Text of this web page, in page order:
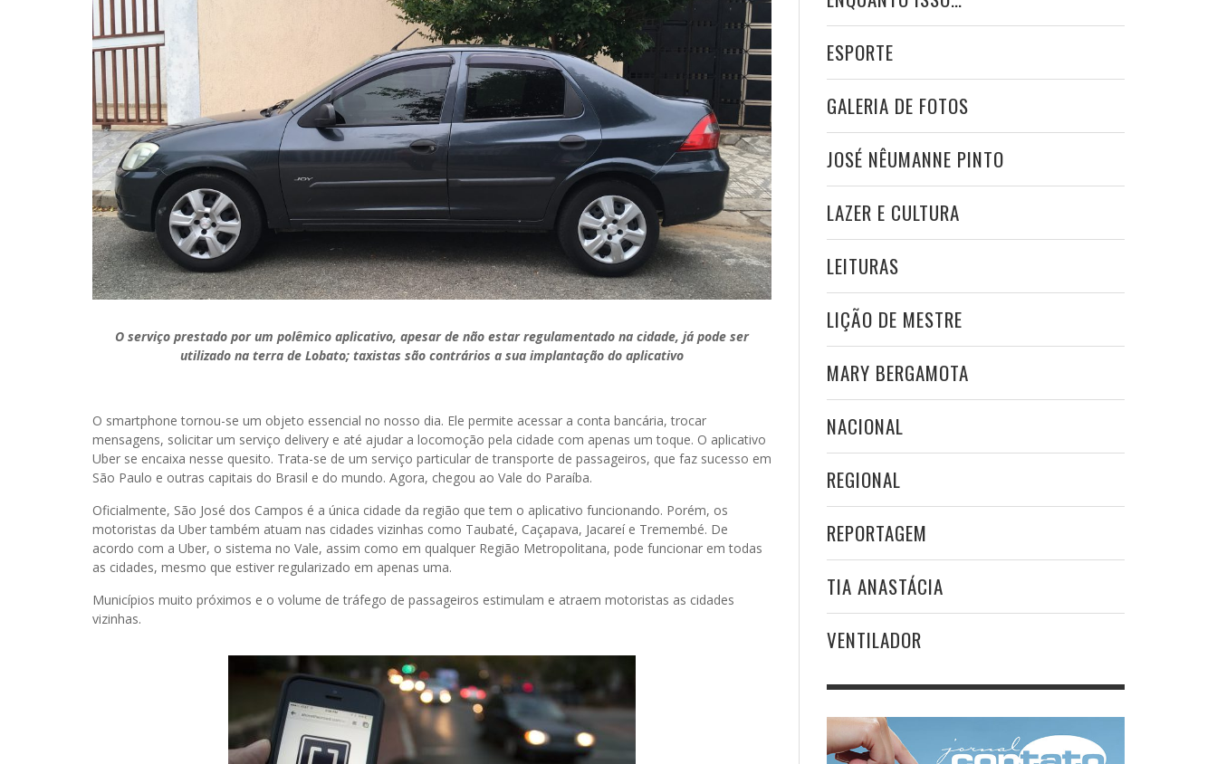
O serviço prestado por um polêmico aplicativo, apesar de não estar regulamentado na cidade, já pode ser
utilizado na terra de Lobato; taxistas são contrários a sua implantação do aplicativo
O smartphone tornou-se um objeto essencial no nosso dia. Ele permite acessar a conta bancária, trocar
mensagens, solicitar um serviço delivery e até ajudar a locomoção pela cidade com apenas um toque. O aplicativo
Uber se encaixa nesse quesito. Trata-se de um serviço particular de transporte de passageiros, que faz sucesso em
São Paulo e outras capitais do Brasil e do mundo. Agora, chegou ao Vale do Paraíba.
Oficialmente, São José dos Campos é a única cidade da região que tem o aplicativo funcionando. Porém, os
motoristas da Uber também atuam nas cidades vizinhas como Taubaté, Caçapava, Jacareí e Tremembé. De
acordo com a Uber, o sistema no Vale, assim como em qualquer Região Metropolitana, pode funcionar em todas
as cidades, mesmo que estiver regularizado em apenas uma.
Municípios muito próximos e o volume de tráfego de passageiros estimulam e atraem motoristas as cidades
vizinhas.
ESPORTE
GALERIA DE FOTOS
JOSÉ NÊUMANNE PINTO
LAZER E CULTURA
LEITURAS
LIÇÃO DE MESTRE
MARY BERGAMOTA
NACIONAL
REGIONAL
REPORTAGEM
TIA ANASTÁCIA
VENTILADOR